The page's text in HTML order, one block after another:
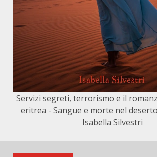
Servizi segreti, terrorismo e il
eritrea - Sangue e morte nel
Isabella Silvestri